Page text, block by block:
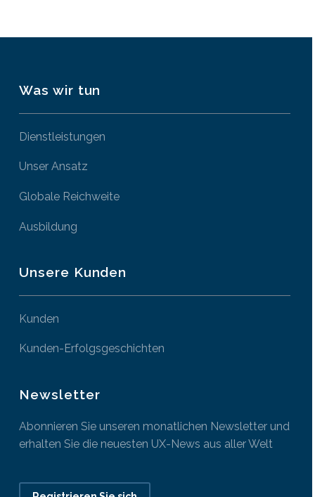
Was wir tun
Dienstleistungen
Unser Ansatz
Globale Reichweite
Ausbildung
Unsere Kunden
Kunden
Kunden-Erfolgsgeschichten
Newsletter
Abonnieren Sie unseren monatlichen Newsletter und
erhalten Sie die neuesten UX-News aus aller Welt